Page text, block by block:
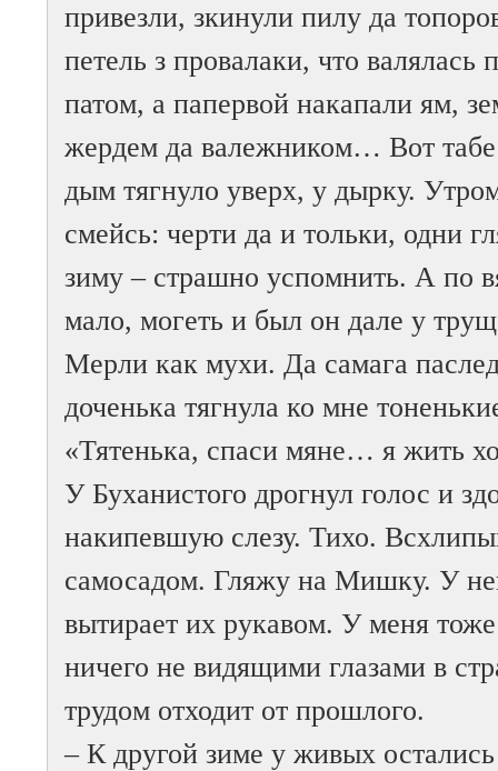
привезли, зкинули пилу да
петель з провалаки, что
патом, а папервой накапали ям,
жердем да валежником… Вот
дым тягнуло уверх, у дырку.
смейсь: черти да и тольки, одни
зиму – страшно успомнить. А по
мало, могеть и был он дале у
Мерли как мухи. Да самага
доченька тягнула ко мне
«Тятенька, спаси мяне… я жить
У Буханистого дрогнул голос и
накипевшую слезу. Тихо.
самосадом. Гляжу на Мишку. У
вытирает их рукавом. У меня
ничего не видящими глазами в
трудом отходит от прошлого.
– К другой зиме у живых